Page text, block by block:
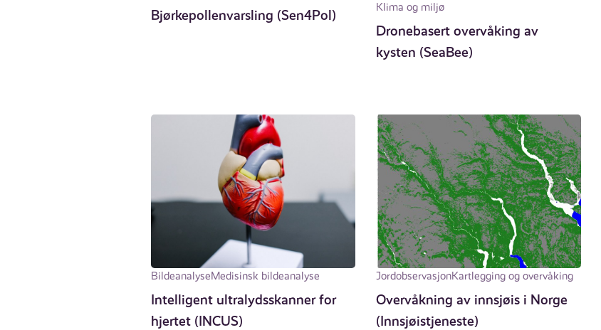
Bjørkepollenvarsling (Sen4Pol)
Klima og miljø
Dronebasert overvåking av
kysten (SeaBee)
BildeanalyseMedisinsk bildeanalyse
Intelligent ultralydsskanner for
hjertet (INCUS)
JordobservasjonKartlegging og overvåking
Overvåkning av innsjøis i Norge
(Innsjøistjeneste)